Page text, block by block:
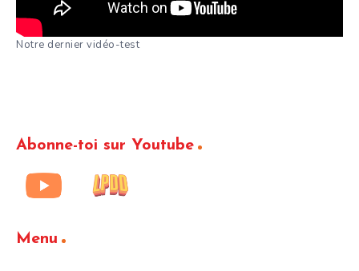
Notre dernier vidéo-test
Abonne-toi sur Youtube
Menu